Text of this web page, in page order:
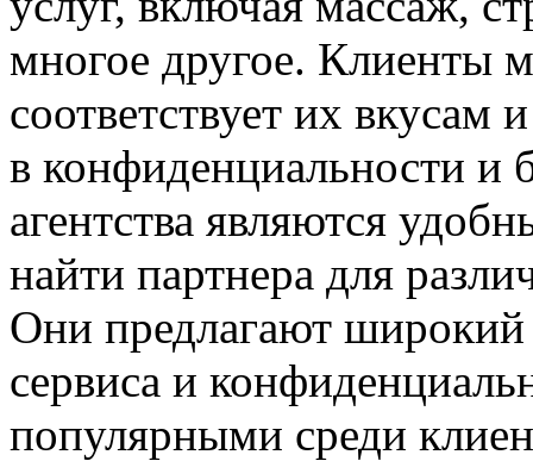
многое другое. Клиенты
соответствует их
в конфиденциальности и
агентства являются
найти партнера для
Они предлагают широкий
сервиса и
популярными среди